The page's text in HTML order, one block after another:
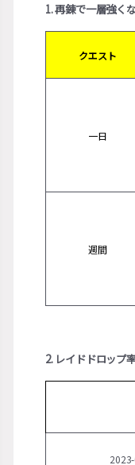
1. 再錬で一層強く
クエスト
一日
週間
2. レイドドロップ